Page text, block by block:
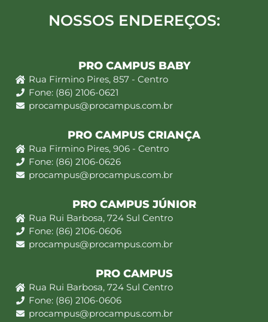
NOSSOS ENDEREÇOS:
PRO CAMPUS BABY
Rua Firmino Pires, 857 - Centro
Fone: (86) 2106-0621
procampus@procampus.com.br
PRO CAMPUS CRIANÇA
Rua Firmino Pires, 906 - Centro
Fone: (86) 2106-0626
procampus@procampus.com.br
PRO CAMPUS JÚNIOR
Rua Rui Barbosa, 724 Sul Centro
Fone: (86) 2106-0606
procampus@procampus.com.br
PRO CAMPUS
Rua Rui Barbosa, 724 Sul Centro
Fone: (86) 2106-0606
procampus@procampus.com.br